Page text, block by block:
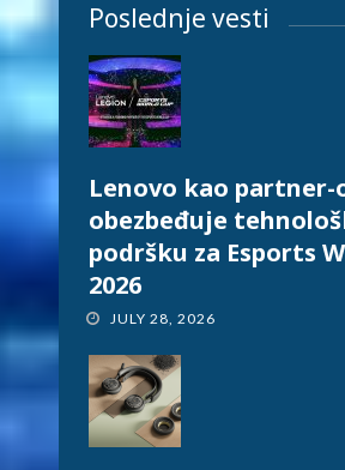
Poslednje vesti
Lenovo kao partner-
obezbeđuje
podršku za Esports
2026
JULY 28, 2026